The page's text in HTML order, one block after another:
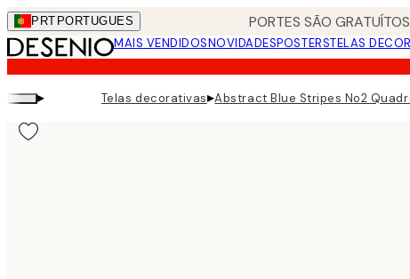
Skip
to
main
content.
PRT PORTUGUES PORTES SÃO
MAIS VENDIDOSNOVIDADESPOSTERSTELAS
▸ Telas decorativas▸Abstract Blue Stripes No2